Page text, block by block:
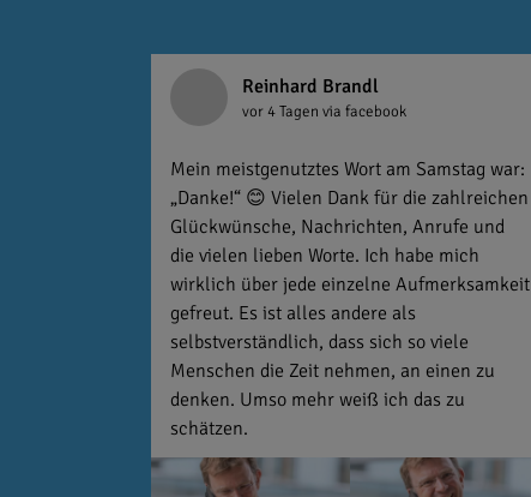
Reinhard Brandl
vor 4 Tagen via facebook
Mein meistgenutztes Wort am Samstag war:
„Danke!“ 😊 Vielen Dank für die zahlreichen
Glückwünsche, Nachrichten, Anrufe und
die vielen lieben Worte. Ich habe mich
wirklich über jede einzelne Aufmerksamkeit
gefreut. Es ist alles andere als
selbstverständlich, dass sich so viele
Menschen die Zeit nehmen, an einen zu
denken. Umso mehr weiß ich das zu
schätzen.